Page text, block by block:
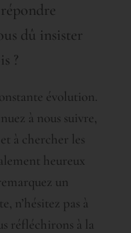
dû insister
?
évolution.
à nous suivre,
à chercher les
heureux
un
n’hésitez pas à
réfléchirons à la